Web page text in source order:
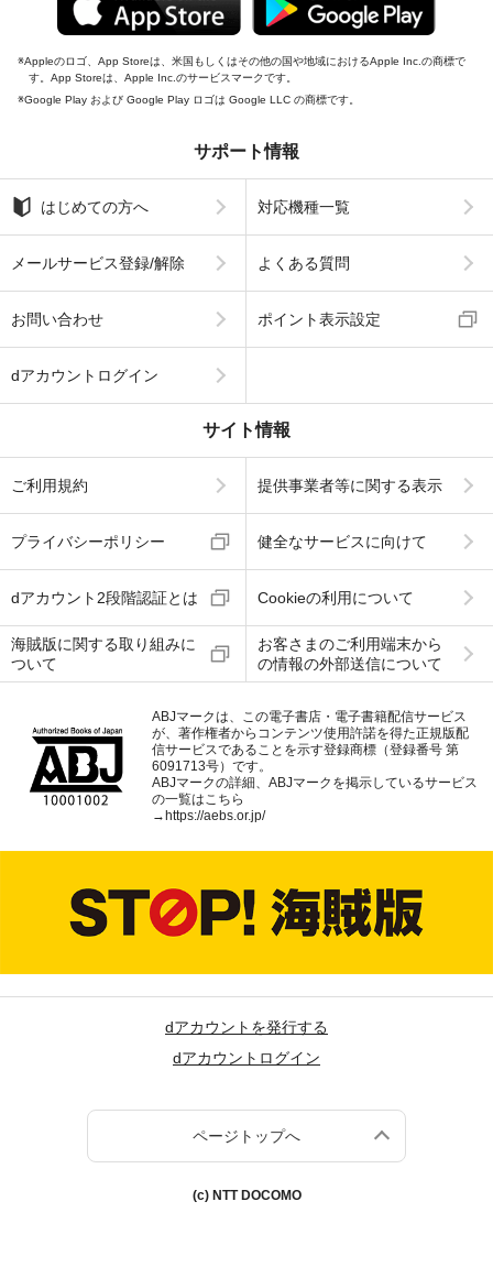
Appleのロゴ、App Storeは、米国もしくはその他の国や地域におけるApple Inc.の商標で
す。App Storeは、Apple Inc.のサービスマークです。
Google Play および Google Play ロゴは Google LLC の商標です。
サポート情報
はじめての方へ 対応機種一覧
メールサービス登録/解除 よくある質問
お問い合わせ ポイント表示設定
dアカウントログイン
サイト情報
ご利用規約 提供事業者等に関する表示
プライバシーポリシー 健全なサービスに向けて
dアカウント2段階認証とは Cookieの利用について
海賊版に関する取り組みに
ついて
お客さまのご利用端末から
の情報の外部送信について
ABJマークは、この電子書店・電子書籍配信サービス
が、著作権者からコンテンツ使用許諾を得た正規版配
信サービスであることを示す登録商標（登録番号 第
6091713号）です。
ABJマークの詳細、ABJマークを掲示しているサービス
の一覧はこちら
→https://aebs.or.jp/
dアカウントを発行する
dアカウントログイン
ページトップへ
(c) NTT DOCOMO